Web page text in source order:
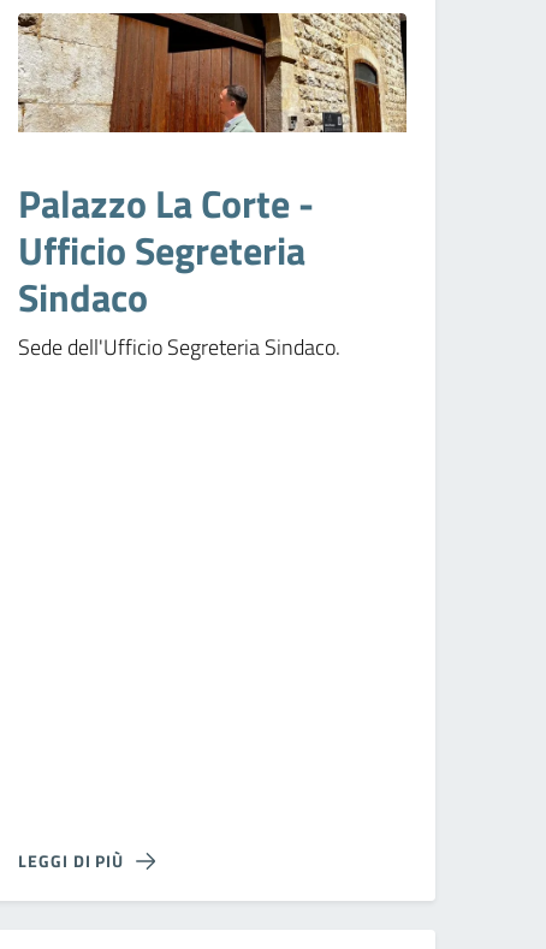
Palazzo La Corte -
Ufficio Segreteria
Sindaco
Sede dell'Ufficio Segreteria Sindaco.
LEGGI DI PIÙ